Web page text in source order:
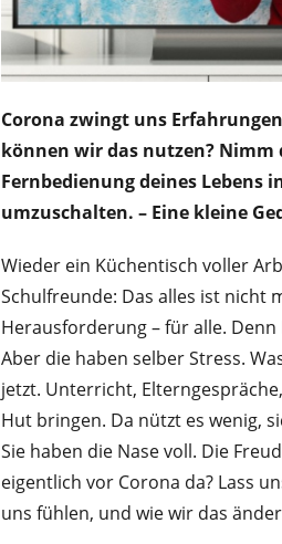
Corona zwingt uns
können wir das nutzen? Nimm
Fernbedienung deines Lebens
umzuschalten. – Eine kleine
Wieder ein Küchentisch voller
Schulfreunde: Das alles ist nicht
Herausforderung – für alle.
Aber die haben selber Stress.
jetzt. Unterricht,
Hut bringen. Da nützt es wenig,
Sie haben die Nase voll. Die
eigentlich vor Corona da? Lass
uns fühlen, und wie wir das